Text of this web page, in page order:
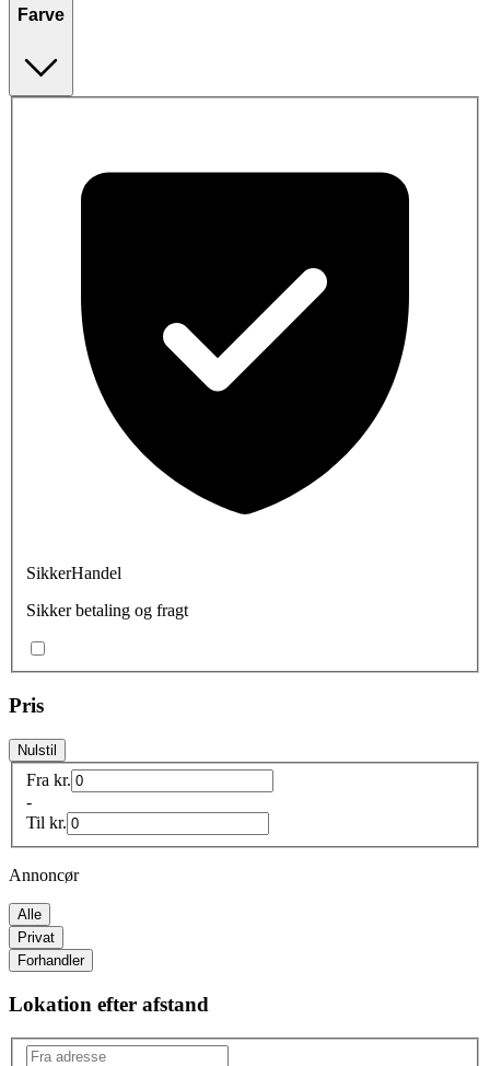
Farve
SikkerHandel
Sikker betaling og fragt
Pris
Nulstil
Fra kr.
-
Til kr.
Annoncør
Alle
Privat
Forhandler
Lokation efter afstand